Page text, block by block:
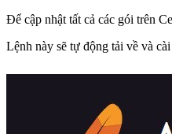
Để cập nhật tất cả các gói trên
Lệnh này sẽ tự động tải về và